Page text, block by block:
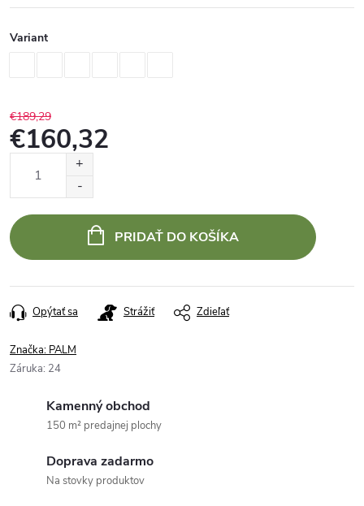
Variant
€189,29
€160,32
PRIDAŤ DO KOŠÍKA
Opýtať sa Strážiť Zdieľať
Značka: PALM
Záruka: 24
Kamenný obchod
150 m² predajnej plochy
Doprava zadarmo
Na stovky produktov